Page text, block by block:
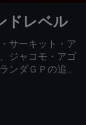
ドレベル
サーキット・ア
ジャコモ・アゴ
ンダＧＰの追体